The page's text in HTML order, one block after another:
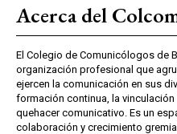
Acerca del
El Colegio de Comunicólogos de
organización profesional que
ejercen la comunicación en sus
formación continua, la
quehacer comunicativo. Es un
colaboración y crecimiento